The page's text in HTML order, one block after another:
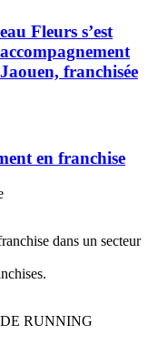
Fleurs s’est
franchisée
en franchise
dans un secteur
RUNNING